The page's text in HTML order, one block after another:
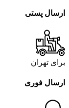
ارسال پستی
برای تهران
ارسال فوری